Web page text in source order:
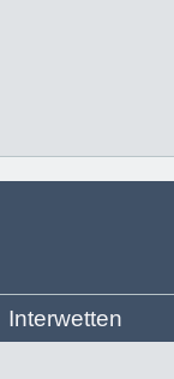
Interwetten